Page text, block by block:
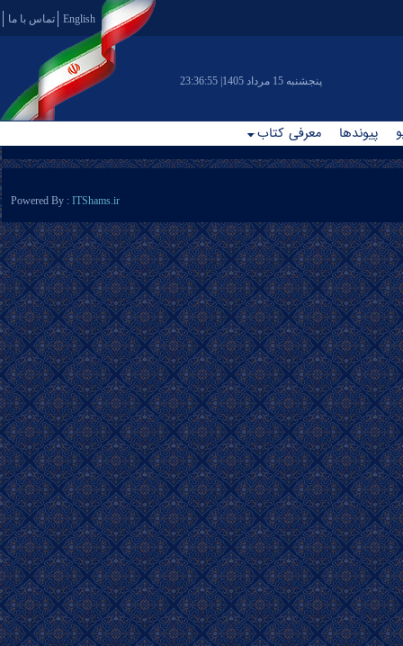
English تماس با ما
23:36:55 |پنجشنبه 15 مرداد 1405
پیوندها معرفی کتاب
Powered By : ITShams.ir